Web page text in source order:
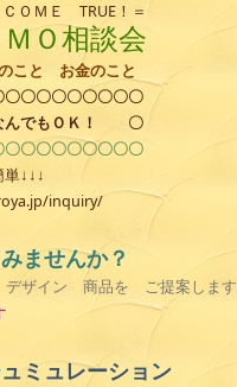
ＭＥ TRUE！＝
Ｏ相談会
こと お金のこと
〇〇〇〇〇〇〇〇
でもＯＫ！
〇
〇〇〇〇〇〇〇〇
inquiry/
ませんか？
デザイン 商品を ご提案します
ミュレーション